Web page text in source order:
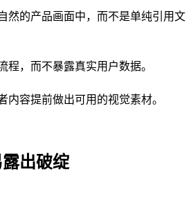
然的产品画面中，而不是单纯引用文
程，而不暴露真实用户数据。
内容提前做出可用的视觉素材。
出破绽